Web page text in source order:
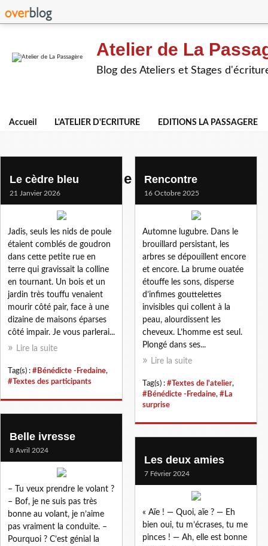
Atelier de La
Blog des Ateliers et Stages
Accueil L'ATELIER D'ECRITURE EDITIONS LA PASSAGERE
benedicte -fredaine
Le cèdre bleu
21 Janvier 2026
Jadis, seuls les nids de poule
étaient comblés de goudron
dans cette petite rue en
terre qui gravissait la colline
en tournant. Un bois et un
jardin très touffu venaient
mourir côté pair, face à une
dizaine de maisons éparses
côté impair. Je vous parlerai...
Lire la suite
Tag(s) : #Bénédicte -Fredaine,
#Textes des participants
Rencontre
16 Octobre 2025
Automne lugubre. Dans le
brouillard persistant, les
arbres se dépouillent encore
et encore. La brume ouatée
étouffe les sons, disperse
d’infimes gouttelettes
invisibles qui collent à la
peau, alourdissent les
cheveux. L’homme est seul.
Plongé dans ses...
Lire la suite
Tag(s) : #Textes de l'atelier,
#Bénédicte -Fredaine, #La
surprise
Belle ivresse
8 Avril 2024
– Tu veux prendre le volant ?
– Bof, je ne suis pas très
bonne au volant, je n’aime
pas vraiment la conduite. –
Pourquoi ? C’est génial la
Les deux amies
7 Février 2024
« Aïe ! — Quoi, aïe ? — Eh
bien oui, tu m’écrases, tu me
pinces ! — Ah, elle est bonne